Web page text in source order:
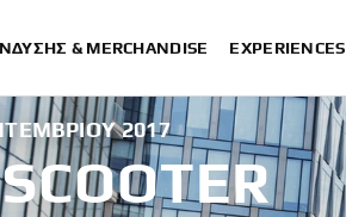
& MERCHANDISE EXPERIENCES
2017